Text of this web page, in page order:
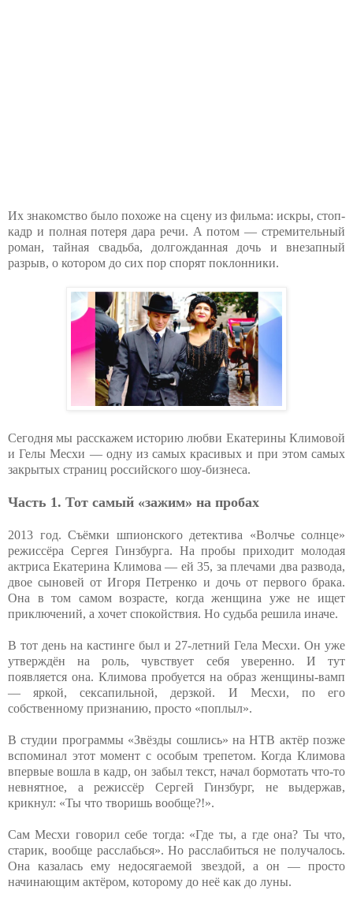
Их знакомство было похоже на сцену из фильма: искры, стоп-
кадр и полная потеря дара речи. А потом — стремительный
роман, тайная свадьба, долгожданная дочь и внезапный
разрыв, о котором до сих пор спорят поклонники.
Сегодня мы расскажем историю любви Екатерины Климовой
и Гелы Месхи — одну из самых красивых и при этом самых
закрытых страниц российского шоу-бизнеса.
Часть 1. Тот самый «зажим» на пробах
2013 год. Съёмки шпионского детектива «Волчье солнце»
режиссёра Сергея Гинзбурга. На пробы приходит молодая
актриса Екатерина Климова — ей 35, за плечами два развода,
двое сыновей от Игоря Петренко и дочь от первого брака.
Она в том самом возрасте, когда женщина уже не ищет
приключений, а хочет спокойствия. Но судьба решила иначе.
В тот день на кастинге был и 27-летний Гела Месхи. Он уже
утверждён на роль, чувствует себя уверенно. И тут
появляется она. Климова пробуется на образ женщины-вамп
— яркой, сексапильной, дерзкой. И Месхи, по его
собственному признанию, просто «поплыл».
В студии программы «Звёзды сошлись» на НТВ актёр позже
вспоминал этот момент с особым трепетом. Когда Климова
впервые вошла в кадр, он забыл текст, начал бормотать что-то
невнятное, а режиссёр Сергей Гинзбург, не выдержав,
крикнул: «Ты что творишь вообще?!».
Сам Месхи говорил себе тогда: «Где ты, а где она? Ты что,
старик, вообще расслабься». Но расслабиться не получалось.
Она казалась ему недосягаемой звездой, а он — просто
начинающим актёром, которому до неё как до луны.